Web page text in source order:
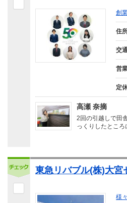
創
住
交
営
定
高瀬 奈摘
2回の引越しで田
っくりしたとこ
東急リバブル(株)大宮
様